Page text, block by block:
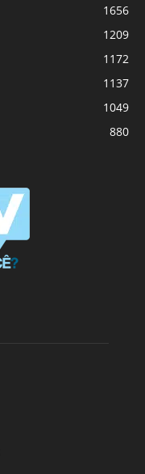
1656
1209
1172
1137
1049
880